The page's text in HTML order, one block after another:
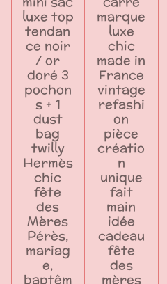
luxe top
tendan
ce noir
/ or
doré 3
pochon
s + 1
dust
bag
twilly
Hermès
chic
fête
des
Mères
Pérès,
mariag
e,
baptêm
marque
luxe
chic
made in
France
vintage
refashi
on
pièce
créatio
n
unique
fait
main
idée
cadeau
fête
des
mères